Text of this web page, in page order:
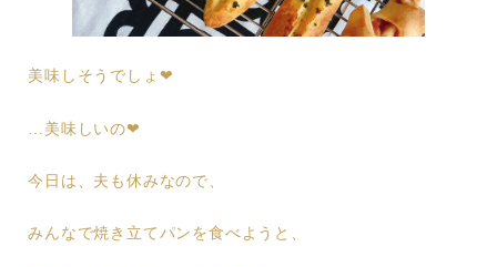
美味しそうでしょ❤︎
…美味しいの❤︎
今日は、夫も休みなので、
みんなで焼き立てパンを食べようと、